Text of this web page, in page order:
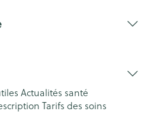
Actualités santé
Tarifs des soins